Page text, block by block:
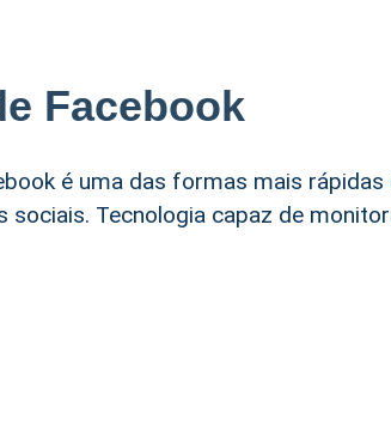
Facebook
é uma das formas mais
sociais. Tecnologia capaz de